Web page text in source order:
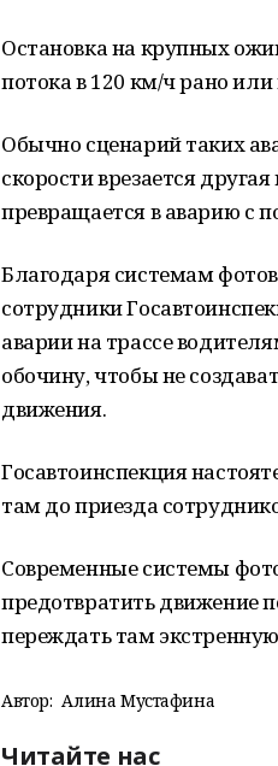
Остановка на крупных
потока в 120 км/ч рано
Обычно сценарий таких
скорости врезается
превращается в аварию с
Благодаря системам
сотрудники
аварии на трассе
обочину, чтобы не
движения.
Госавтоинспекция
там до приезда
Современные системы
предотвратить движение
переждать там
Автор: Алина Мустафина
Читайте нас